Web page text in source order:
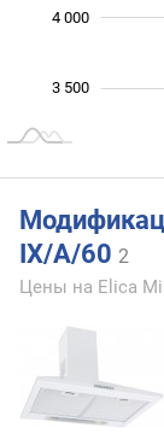
4 000
3 500
IX/A/60 2
Цены на Elica